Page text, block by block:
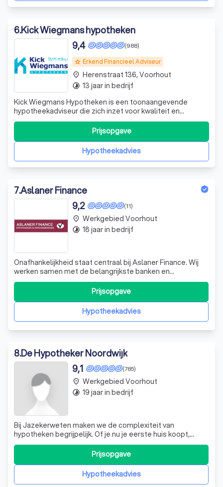
6.Kick Wiegmans hypotheken
grade Erkend Financieel Adviseur
(988)
9,4
Kick Wiegmans Hypotheken is een toonaangevende
hypotheekadviseur die zich inzet voor kwaliteit en
klanttevredenheid. Ons doel is om voor jou de beste en
meest voordelige hypotheek te vinden, ongeacht je
situatie. Of je nu een nieuwbouw- of bestaande woning
koopt, wilt verbouwen, verduurzamen, je ove
Hypotheekadvies
Prijsopgave
place Herenstraat 136, Voorhout
timelapse 13 jaar in bedrijf
7.Aslaner Finance
(11)
9,2
Onafhankelijkheid staat centraal bij Aslaner Finance. Wij
werken samen met de belangrijkste banken en
verzekeraars in Nederland en kunnen u aantrekkelijke
voorwaarden en tarieven aanbieden. Uw persoonlijke
situatie en wensen zijn altijd het uitgangspunt bij onze
advisering.
Hypotheekadvies
Prijsopgave
place Werkgebied Voorhout
timelapse 18 jaar in bedrijf
8.De Hypotheker Noordwijk
(785)
9,1
Bij Jazekerweten maken we de complexiteit van
hypotheken begrijpelijk. Of je nu je eerste huis koopt,
verhuist of je huidige hypotheek wilt oversluiten, wij
bieden inzicht met onze korte video's. We behandelen
thema's zoals besparen op maandlasten, verduurzaming
van je woning en de aflossingsvrije h
Hypotheekadvies
Prijsopgave
place Werkgebied Voorhout
timelapse 19 jaar in bedrijf